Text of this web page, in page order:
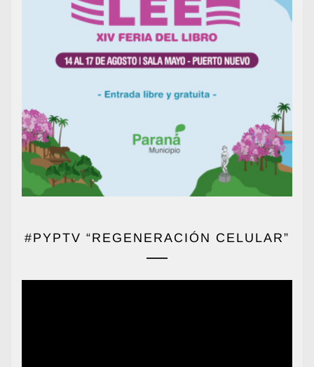
#PYPTV “REGENERACIÓN CELULAR”